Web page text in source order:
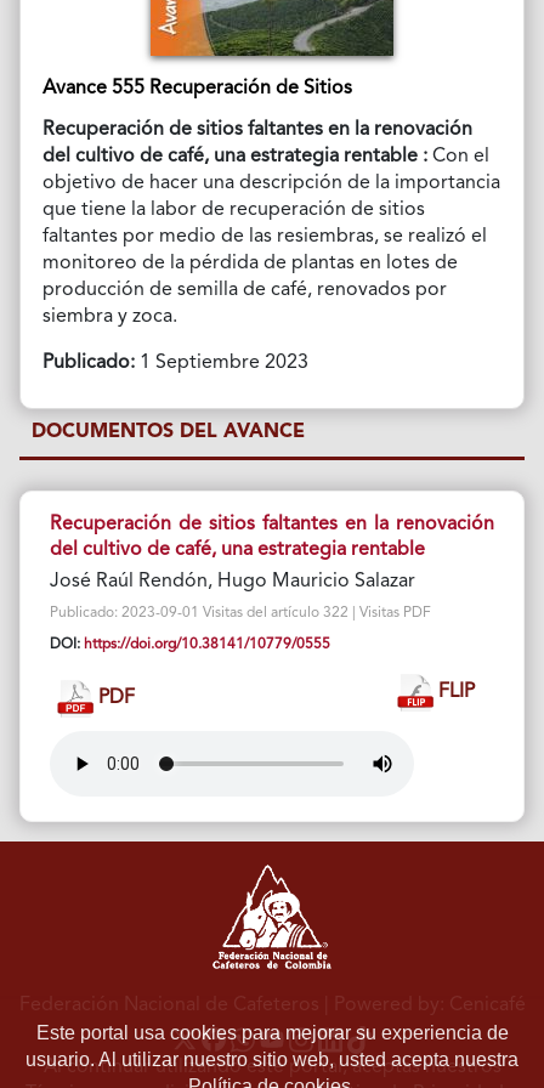
Avance 555 Recuperación de Sitios
Recuperación de sitios faltantes en la renovación
del cultivo de café, una estrategia rentable : Con el
objetivo de hacer una descripción de la importancia
que tiene la labor de recuperación de sitios
faltantes por medio de las resiembras, se realizó el
monitoreo de la pérdida de plantas en lotes de
producción de semilla de café, renovados por
siembra y zoca.
Publicado:1 Septiembre 2023
DOCUMENTOS DEL AVANCE
Recuperación de sitios faltantes en la renovación
del cultivo de café, una estrategia rentable
José Raúl Rendón, Hugo Mauricio Salazar
Publicado: 2023-09-01 Visitas del artículo 322 | Visitas PDF
DOI: https://doi.org/10.38141/10779/0555
PDF FLIP
Este portal usa cookies para mejorar su experiencia de
usuario. Al utilizar nuestro sitio web, usted acepta nuestra
Federación Nacional de Cafeteros | Powered by: Cenicafé
Al continuar utilizando este portal, aceptas nuestros